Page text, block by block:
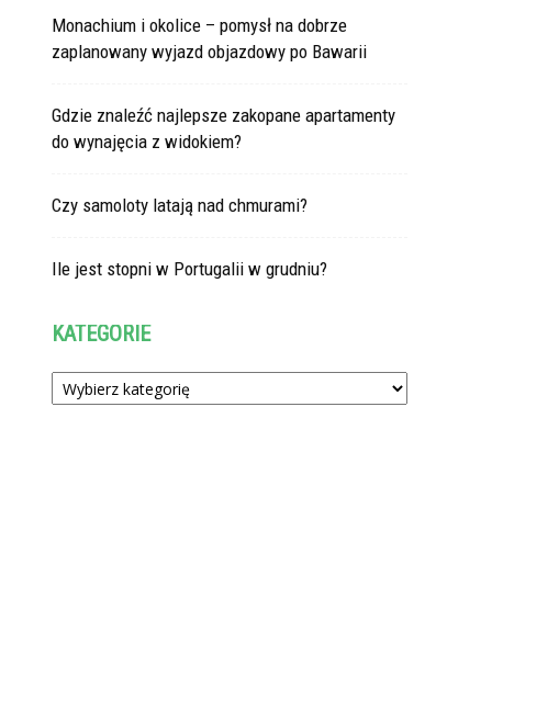
Monachium i okolice – pomysł na dobrze
zaplanowany wyjazd objazdowy po Bawarii
Gdzie znaleźć najlepsze zakopane apartamenty
do wynajęcia z widokiem?
Czy samoloty latają nad chmurami?
Ile jest stopni w Portugalii w grudniu?
KATEGORIE
Kategorie